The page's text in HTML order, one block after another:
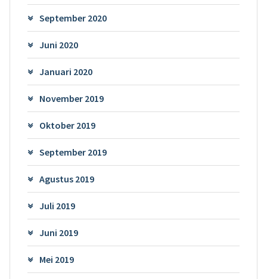
September 2020
Juni 2020
Januari 2020
November 2019
Oktober 2019
September 2019
Agustus 2019
Juli 2019
Juni 2019
Mei 2019